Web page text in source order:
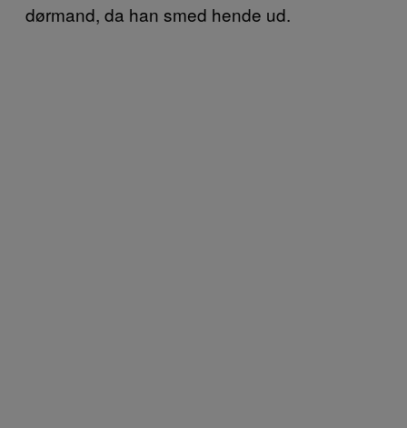
dørmand, da han smed hende ud.